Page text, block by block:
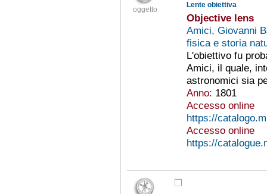
oggetto
Lente obiettiva
Objective lens
Amici, Giovanni
fisica e storia
L'obiettivo fu
Amici, il quale,
astronomici sia
Anno: 1801
Accesso online
https://
Accesso online
https://